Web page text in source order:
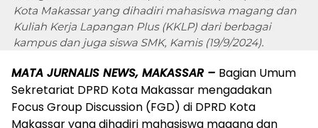
MATA JURNALIS NEWS, MAKASSAR – Bagian Umum
Sekretariat DPRD Kota Makassar mengadakan
Focus Group Discussion (FGD) di DPRD Kota
Makassar yang dihadiri mahasiswa magang dan